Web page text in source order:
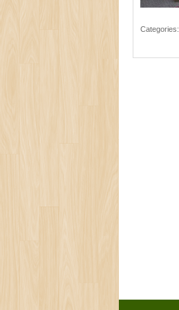
Categories: